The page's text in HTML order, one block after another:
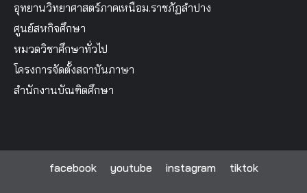
อุทยานวิทยาศาสตร์ภาคเหนือม.ราชภัฏลำปาง
ศูนย์สหกิจศึกษา
หมวดวิชาศึกษาทั่วไป
โครงการจัดตั้งสถาบันภาษา
สำนักงานบัณฑิตศึกษา
facebook youtube instagram tiktok